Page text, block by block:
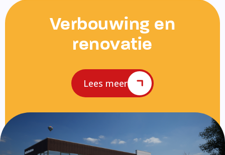
Verbouwing en
renovatie
Lees meer